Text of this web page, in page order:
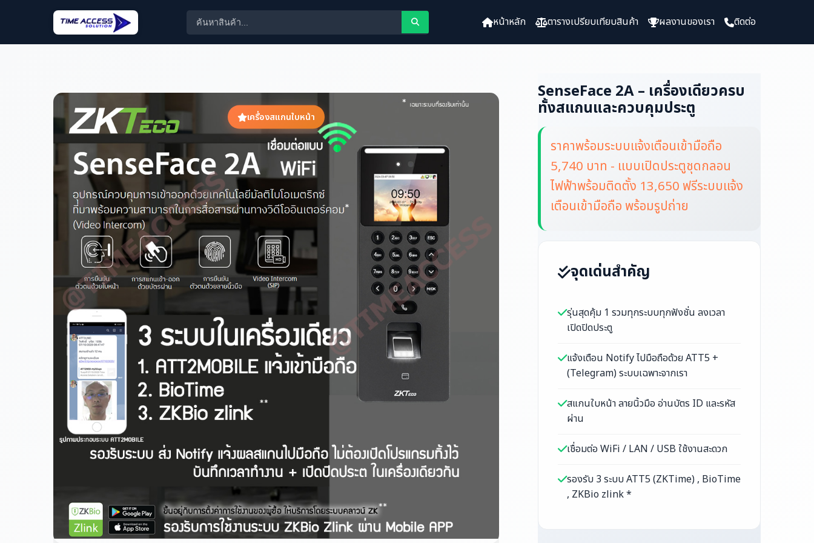
หน้าหลัก ตารางเปรียบเทียบสินค้า ผลงานของเรา ติดต่อ
เครื่องสแกนใบหน้า
SenseFace 2A – เครื่องเดียวครบ
ทั้งสแกนและควบคุมประตู
ราคาพร้อมระบบแจ้งเตือนเข้ามือถือ
5,740 บาท - แบบเปิดประตูชุดกลอน
ไฟฟ้าพร้อมติดตั้ง 13,650 ฟรีระบบแจ้ง
เตือนเข้ามือถือ พร้อมรูปถ่าย
จุดเด่นสำคัญ
รุ่นสุดคุ้ม 1 รวมทุกระบบทุกฟังชั่น ลงเวลา
เปิดปิดประตู
แจ้งเตือน Notify ไปมือถือด้วย ATT5 +
(Telegram) ระบบเฉพาะจากเรา
สแกนใบหน้า ลายนิ้วมือ อ่านบัตร ID และรหัส
ผ่าน
เชื่อมต่อ WiFi / LAN / USB ใช้งานสะดวก
รองรับ 3 ระบบ ATT5 (ZKTime) , BioTime
, ZKBio zlink *